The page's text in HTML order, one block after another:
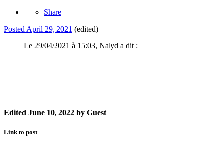
Share
Posted April 29, 2021 (edited)
Le 29/04/2021 à 15:03, Nalyd a dit :
Edited June 10, 2022 by Guest
Link to post